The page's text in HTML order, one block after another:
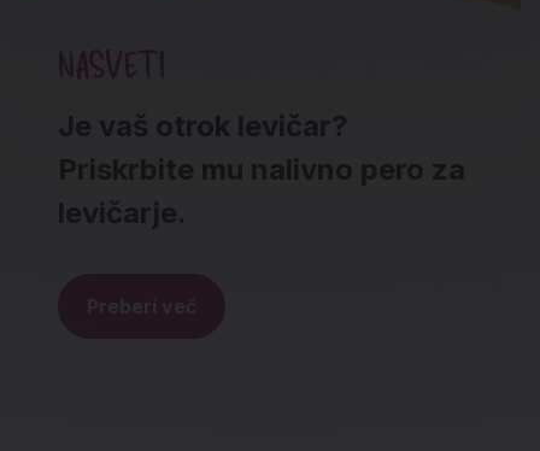
NASVETI
Je vaš otrok levičar?
Priskrbite mu nalivno pero za
levičarje.
Preberi več